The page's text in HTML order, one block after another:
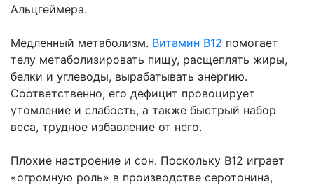
Альцгеймера.
Медленный метаболизм. Витамин B12 помогает
телу метаболизировать пищу, расщеплять жиры,
белки и углеводы, вырабатывать энергию.
Соответственно, его дефицит провоцирует
утомление и слабость, а также быстрый набор
веса, трудное избавление от него.
Плохие настроение и сон. Поскольку В12 играет
«огромную роль» в производстве серотонина,